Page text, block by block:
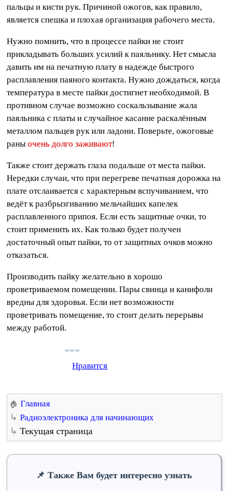
пальцы и кисти рук. Причиной ожогов, как правило,
является спешка и плохая организация рабочего места.
Нужно помнить, что в процессе пайки не стоит
прикладывать больших усилий к паяльнику. Нет смысла
давить им на печатную плату в надежде быстрого
расплавления паяного контакта. Нужно дождаться, когда
температура в месте пайки достигнет необходимой. В
противном случае возможно соскальзывание жала
паяльника с платы и случайное касание раскалённым
металлом пальцев рук или ладони. Поверьте, ожоговые
раныочень долго заживают!
Также стоит держать глаза подальше от места пайки.
Нередки случаи, что при перегреве печатная дорожка на
плате отслаивается с характерным вспучиванием, что
ведёт к разбрызгиванию мельчайших капелек
расплавленного припоя. Если есть защитные очки, то
стоит применить их. Как только будет получен
достаточный опыт пайки, то от защитных очков можно
отказаться.
Производить пайку желательно в хорошо
проветриваемом помещении. Пары свинца и канифоли
вредны для здоровья. Если нет возможности
проветривать помещение, то стоит делать перерывы
между работой.
Нравится
Главная
Радиоэлектроника для начинающих
Текущая страница
Также Вам будет интересно узнать